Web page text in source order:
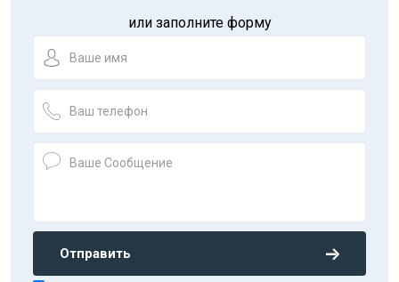
или заполните форму
Отправить